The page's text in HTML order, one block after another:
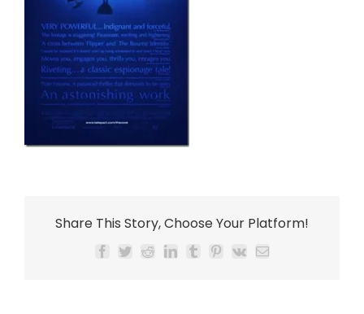
Share This Story, Choose Your Platform!
Facebook
TwitterRedditLinkedIn
TumblrPinterest
Vk Email